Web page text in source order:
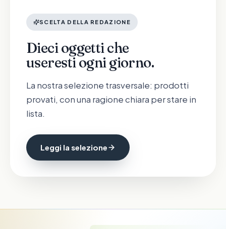
SCELTA DELLA REDAZIONE
Dieci oggetti che
useresti ogni giorno.
La nostra selezione trasversale: prodotti
provati, con una ragione chiara per stare in
lista.
Leggi la selezione